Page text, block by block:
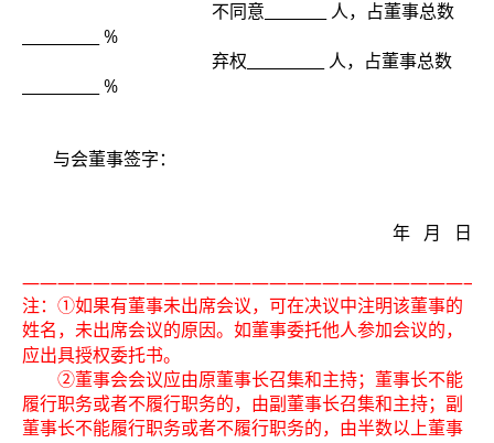
不同意
人，占董事总数
__________ %
弃权 人，占董事总数
__________ %
与会董事签字：
年 月 日
注：①如果有董事未出席会议，可在决议中注明该董事的
姓名，未出席会议的原因。如董事委托他人参加会议的，
应出具授权委托书。
②董事会会议应由原董事长召集和主持；董事长不能
履行职务或者不履行职务的，由副董事长召集和主持；副
董事长不能履行职务或者不履行职务的，由半数以上董事